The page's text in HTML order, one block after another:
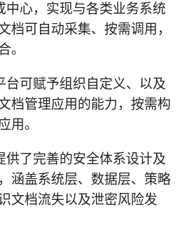
中心，实现与各类业务系统
档可自动采集、按需调用，
。
台可赋予组织自定义、以及
档管理应用的能力，按需构
用。
供了完善的安全体系设计及
涵盖系统层、数据层、策略
文档流失以及泄密风险发